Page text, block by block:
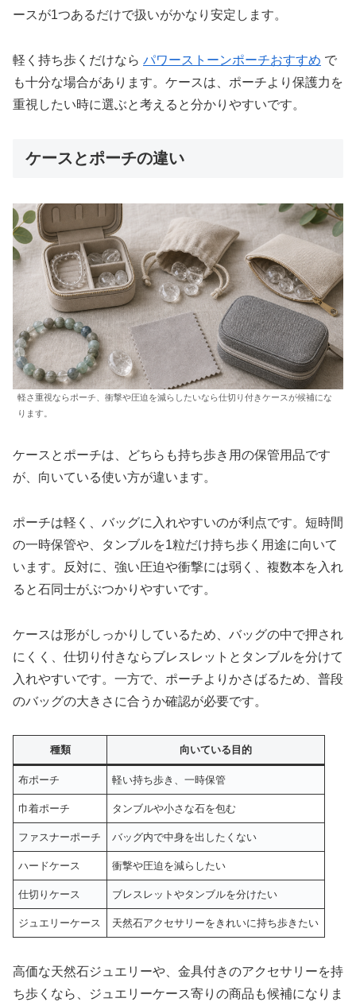
ースが1つあるだけで扱いがかなり安定します。
軽く持ち歩くだけなら パワーストーンポーチおすすめ で
も十分な場合があります。ケースは、ポーチより保護力を
重視したい時に選ぶと考えると分かりやすいです。
ケースとポーチの違い
軽さ重視ならポーチ、衝撃や圧迫を減らしたいなら仕切り付きケースが候補にな
ります。
ケースとポーチは、どちらも持ち歩き用の保管用品です
が、向いている使い方が違います。
ポーチは軽く、バッグに入れやすいのが利点です。短時間
の一時保管や、タンブルを1粒だけ持ち歩く用途に向いて
います。反対に、強い圧迫や衝撃には弱く、複数本を入れ
ると石同士がぶつかりやすいです。
ケースは形がしっかりしているため、バッグの中で押され
にくく、仕切り付きならブレスレットとタンブルを分けて
入れやすいです。一方で、ポーチよりかさばるため、普段
のバッグの大きさに合うか確認が必要です。
種類 向いている目的
布ポーチ 軽い持ち歩き、一時保管
巾着ポーチ タンブルや小さな石を包む
ファスナーポーチ バッグ内で中身を出したくない
ハードケース 衝撃や圧迫を減らしたい
仕切りケース ブレスレットやタンブルを分けたい
ジュエリーケース 天然石アクセサリーをきれいに持ち歩きたい
高価な天然石ジュエリーや、金具付きのアクセサリーを持
ち歩くなら、ジュエリーケース寄りの商品も候補になりま